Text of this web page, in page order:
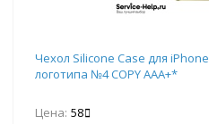
Чехол Silicone Case для
логотипа №4 COPY AAA+*
Цена: 58